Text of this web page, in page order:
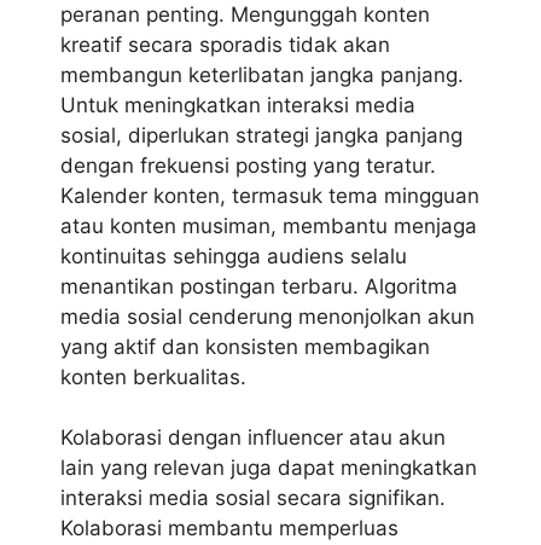
peranan penting. Mengunggah konten
kreatif secara sporadis tidak akan
membangun keterlibatan jangka panjang.
Untuk meningkatkan interaksi media
sosial, diperlukan strategi jangka panjang
dengan frekuensi posting yang teratur.
Kalender konten, termasuk tema mingguan
atau konten musiman, membantu menjaga
kontinuitas sehingga audiens selalu
menantikan postingan terbaru. Algoritma
media sosial cenderung menonjolkan akun
yang aktif dan konsisten membagikan
konten berkualitas.
Kolaborasi dengan influencer atau akun
lain yang relevan juga dapat meningkatkan
interaksi media sosial secara signifikan.
Kolaborasi membantu memperluas